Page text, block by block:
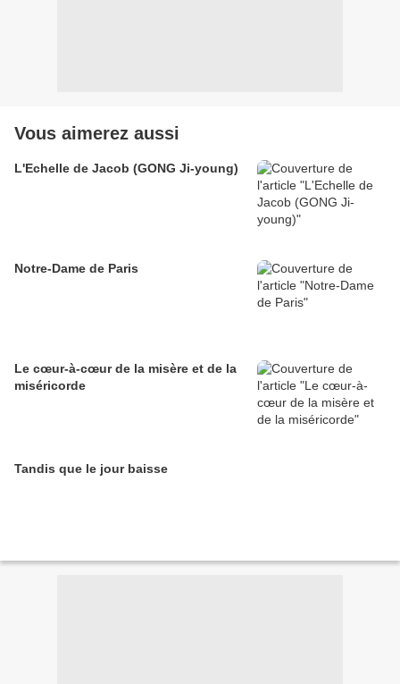
Vous aimerez aussi
L'Echelle de Jacob (GONG Ji-young)
Notre-Dame de Paris
Le cœur-à-cœur de la misère et de la
miséricorde
Tandis que le jour baisse